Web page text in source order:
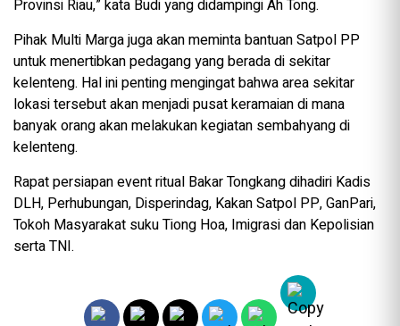
Provinsi Riau,” kata Budi yang didampingi Ah Tong.
Pihak Multi Marga juga akan meminta bantuan Satpol PP
untuk menertibkan pedagang yang berada di sekitar
kelenteng. Hal ini penting mengingat bahwa area sekitar
lokasi tersebut akan menjadi pusat keramaian di mana
banyak orang akan melakukan kegiatan sembahyang di
kelenteng.
Rapat persiapan event ritual Bakar Tongkang dihadiri Kadis
DLH, Perhubungan, Disperindag, Kakan Satpol PP, GanPari,
Tokoh Masyarakat suku Tiong Hoa, Imigrasi dan Kepolisian
serta TNI.